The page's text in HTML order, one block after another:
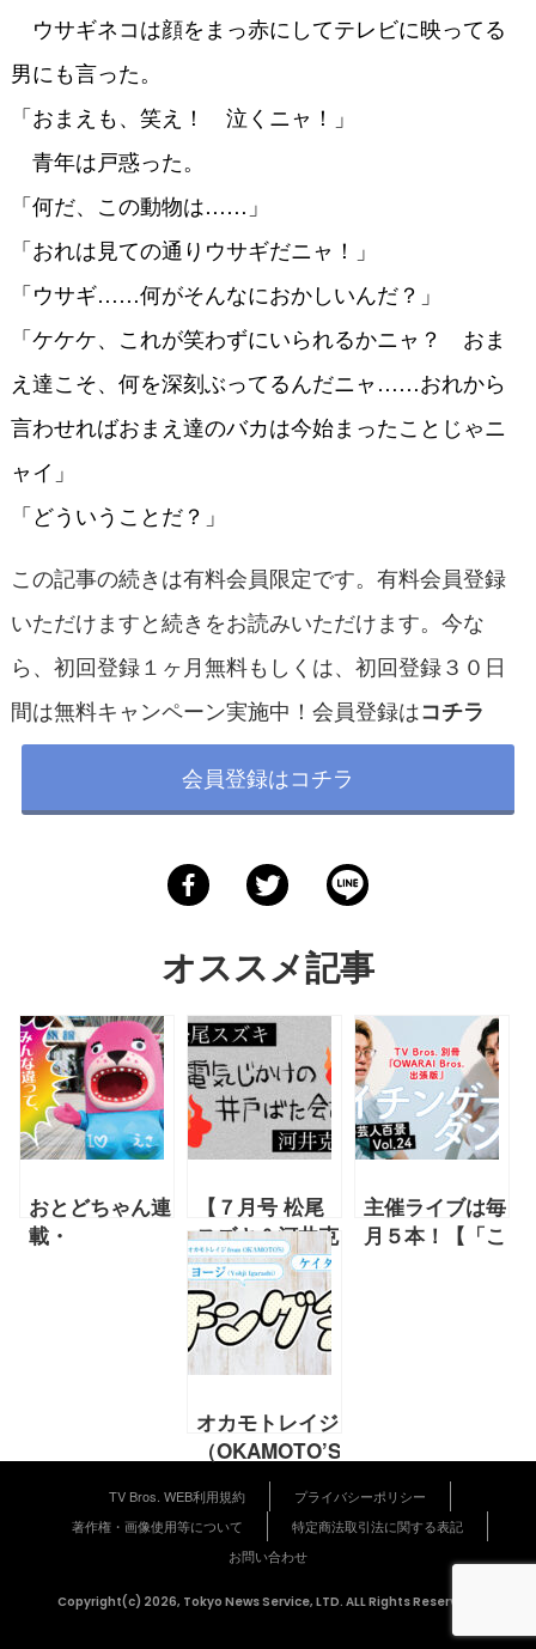
ウサギネコは顔をまっ赤にしてテレビに映ってる
男にも言った。
「おまえも、笑え！ 泣くニャ！」
青年は戸惑った。
「何だ、この動物は……」
「おれは見ての通りウサギだニャ！」
「ウサギ……何がそんなにおかしいんだ？」
「ケケケ、これが笑わずにいられるかニャ？ おま
え達こそ、何を深刻ぶってるんだニャ……おれから
言わせればおまえ達のバカは今始まったことじゃニ
ャイ」
「どういうことだ？」
この記事の続きは有料会員限定です。有料会員登録
いただけますと続きをお読みいただけます。今な
ら、初回登録１ヶ月無料もしくは、初回登録３０日
間は無料キャンペーン実施中！会員登録はコチラ
会員登録はコチラ
オススメ記事
おとどちゃん連
載・
21「chameleon」
【７月号 松尾
スズキ＆河井克
夫 連載】第27
回「がっぺい」
『チーム紅卍の
電気じかけの井
戸ばた会議』
主催ライブは毎
月５本！【「こ
オカモトレイジ
（OKAMOTO’S）、
Igarashi、宮崎
敬太
presents「レ
イジ、ヨージ、
TV Bros. WEB利用規約
プライバシーポリシー
著作権・画像使用等について
特定商法取引法に関する表記
お問い合わせ
Copyright(c) 2026, Tokyo News Service, LTD. ALL Rights Reserved.